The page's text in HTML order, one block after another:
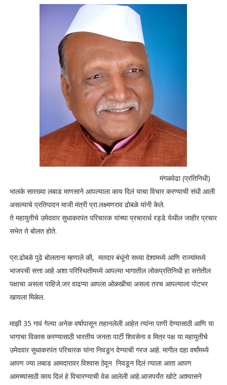
मंगळवेढा (प्रतिनिधी)
भालके सारख्या लबाड माणसाने आपल्याला काय दिलं याचा विचार करण्याची संधी आली
असल्याचे प्रतिपादन माजी मंत्री प्रा.लक्ष्मणराव ढोबळे यांनी केले.
ते महायुतीचे उमेदवार सुधाकरपंत परिचारक यांच्या प्रचारार्थ रड्डे येथील जाहीर प्रचार
सभेत ते बोलत होते.
प्रा.ढोबळे पुढे बोलताना म्हणाले की, मतदार बंधूंनो सध्या देशामध्ये आणि राज्यांमध्ये
भाजपची सत्ता आहे अशा परिस्थितीमध्ये आपल्या भागातील लोकप्रतिनिधी हा सत्तेतील
पक्षाचा असला पाहिजे.जर वाढप्या आपला ओळखीचा असला तरच आपल्याला पोटभर
खायला मिळेल.
माझी 35 गावं गेल्या अनेक वर्षापासून तहानलेली आहेत त्यांना पाणी देण्यासाठी आणि या
भागाचा विकास करण्यासाठी भारतीय जनता पार्टी शिवसेना व मित्र पक्ष या महायुतीचे
उमेदवार सुधाकरपंत परिचारक यांना निवडून देण्याची गरज आहे. मागील दहा वर्षांमध्ये
आपण ज्या लबाड आमदारावर विश्वास ठेवून निवडून दिलं त्याला आता आपण
आमच्यासाठी काय दिलं हे विचारण्याची वेळ आलेली आहे.आजपर्यंत खोटे आश्वासने